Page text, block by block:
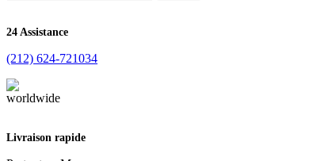
24 Assistance
(212) 624-721034
Livraison rapide